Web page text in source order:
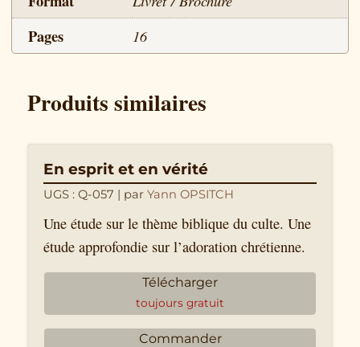
Pages 16
Produits similaires
En esprit et en vérité
UGS : Q-057 | parYann OPSITCH
Une étude sur le thème biblique du culte. Une
étude approfondie sur l’adoration chrétienne.
Télécharger
toujours gratuit
Commander